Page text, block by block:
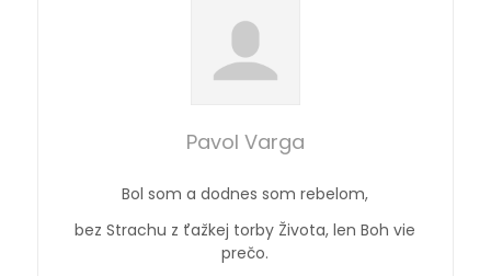
Pavol Varga
Bol som a dodnes som rebelom,
bez Strachu z ťažkej torby Života, len Boh vie
prečo.